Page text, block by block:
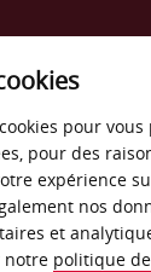
pour vous
pour des
expérience
nos
et
notre politique